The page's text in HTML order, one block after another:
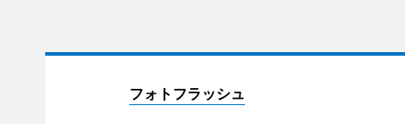
フォトフラッシュ